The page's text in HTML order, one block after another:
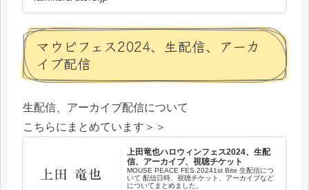
マウピフェス2024、生配信、アーカ
イブ配信
生配信、アーカイブ配信について
こちらにまとめています＞＞
上田竜也ハロウィンフェス2024、生配
信、アーカイブ、視聴チケット
MOUSE PEACE FES.20241st Bite 生配信につ
いて 配信日時、視聴チケット、アーカイブなど
についてまとめました。